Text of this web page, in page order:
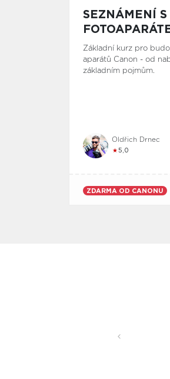
SEZNÁMENÍ S
Základní kurz pro
aparátů Canon - od
základním pojmům.
Oldřich Drnec
★ 5,0
ZDARMA OD CANONU
Previous